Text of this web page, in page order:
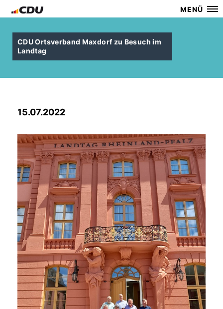
MENÜ
CDU Ortsverband Maxdorf zu Besuch im
Landtag
15.07.2022